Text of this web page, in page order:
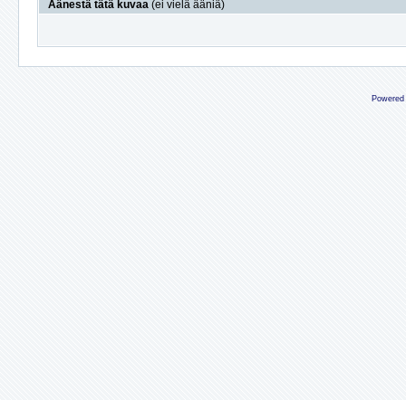
Äänestä tätä kuvaa (ei vielä ääniä)